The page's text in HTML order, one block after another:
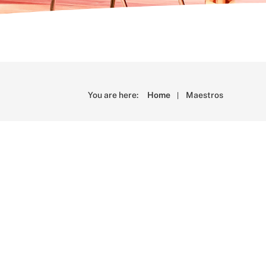
You are here: Home Maestros